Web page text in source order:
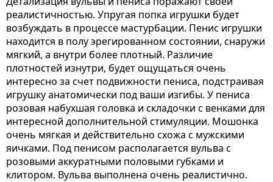
реалистичностью. Упругая попка игрушки будет
возбуждать в процессе мастурбации. Пенис игрушки
находится в полу эрегированном состоянии, снаружи
мягкий, а внутри более плотный. Различие
плотностей изнутри, будет ощущаться очень
интересно за счет подвижности пениса, подстраивая
игрушку анатомически под ваши изгибы. У пениса
розовая набухшая головка и складочки с венками для
интересной дополнительной стимуляции. Мошонка
очень мягкая и действительно схожа с мужскими
яичками. Под пенисом располагается вульва с
розовыми аккуратными половыми губками и
клитором. Вульва выполнена очень реалистично.